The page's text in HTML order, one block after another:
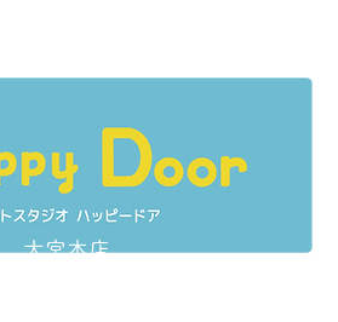
大宮本店